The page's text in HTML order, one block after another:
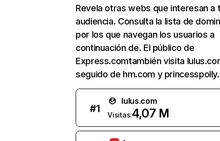
Revela otras webs que interesan a
audiencia. Consulta la lista de
por los que navegan los usuarios a
continuación de. El público de
Express.comtambién visita
seguido de hm.com y
#1
lulus.com
Visitas:4,07 M